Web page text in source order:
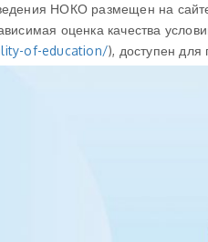
НОКО размещен на
оценка качества
of-education/), доступен для